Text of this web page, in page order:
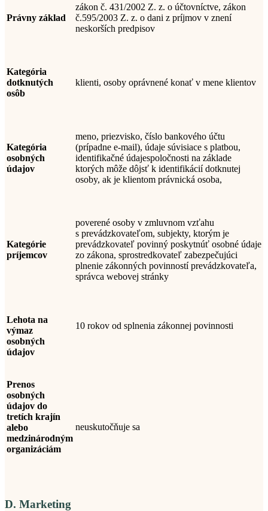
Právny základ
zákon č. 431/2002 Z. z. o účtovníctve, zákon
č.595/2003 Z. z. o dani z príjmov v znení
neskorších predpisov
Kategória
dotknutých
osôb
klienti, osoby oprávnené konať v mene klientov
Kategória
osobných
údajov
meno, priezvisko, číslo bankového účtu
(prípadne e-mail), údaje súvisiace s platbou,
identifikačné údajespoločnosti na základe
ktorých môže dôjsť k identifikácií dotknutej
osoby, ak je klientom právnická osoba,
Kategórie
príjemcov
poverené osoby v zmluvnom vzťahu
s prevádzkovateľom, subjekty, ktorým je
prevádzkovateľ povinný poskytnúť osobné údaje
zo zákona, sprostredkovateľ zabezpečujúci
plnenie zákonných povinností prevádzkovateľa,
správca webovej stránky
Lehota na
výmaz
osobných
údajov
10 rokov od splnenia zákonnej povinnosti
Prenos
osobných
údajov do
tretích krajín
alebo
medzinárodným
organizáciám
neuskutočňuje sa
D. Marketing